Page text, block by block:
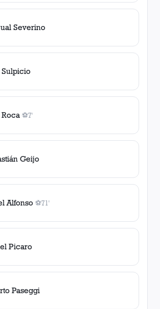
Severino
Sulpicio
⚽
1gol
7'
Geijo
Alfonso ⚽
1gol
71'
Picaro
Paseggi